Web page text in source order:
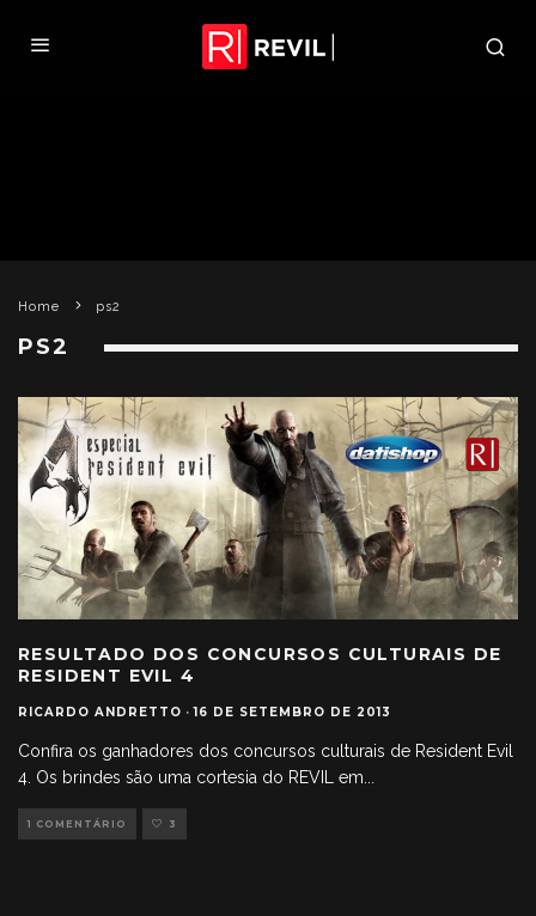
Home ps2
PS2
RESULTADO DOS CONCURSOS CULTURAIS DE
RESIDENT EVIL 4
RICARDO ANDRETTO · 16 DE SETEMBRO DE 2013
Confira os ganhadores dos concursos culturais de Resident Evil
4. Os brindes são uma cortesia do REVIL em...
1 COMENTÁRIO 3